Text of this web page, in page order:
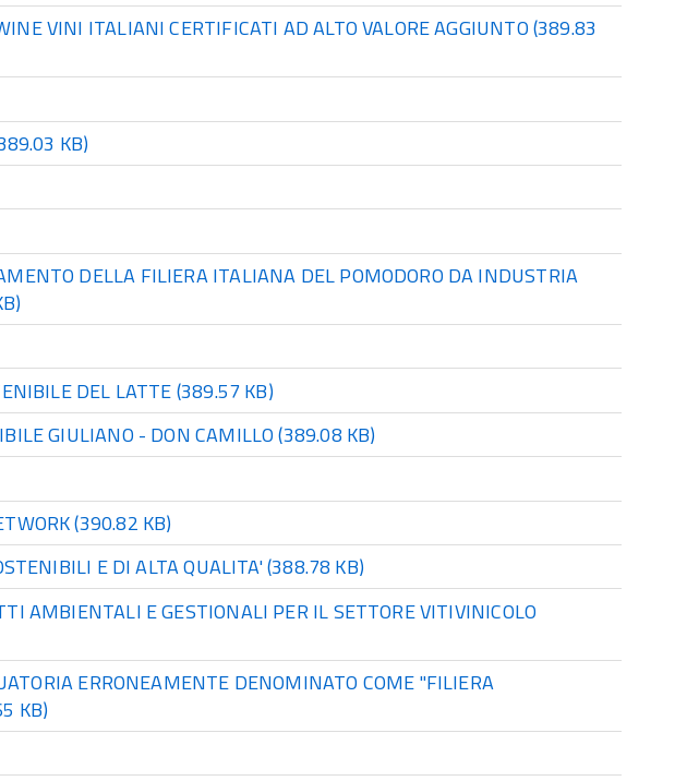
VINI ITALIANI CERTIFICATI AD ALTO VALORE AGGIUNTO(389.83
KB)
DELLA FILIERA ITALIANA DEL POMODORO DA INDUSTRIA
DEL LATTE(389.57 KB)
GIULIANO - DON CAMILLO(389.08 KB)
(390.82 KB)
E DI ALTA QUALITA'(388.78 KB)
AMBIENTALI E GESTIONALI PER IL SETTORE VITIVINICOLO
ERRONEAMENTE DENOMINATO COME "FILIERA
KB)